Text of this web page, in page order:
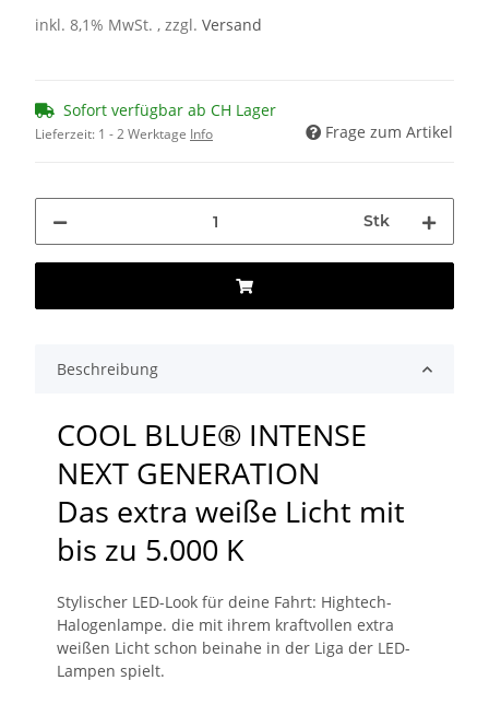
inkl. 8,1% MwSt. , zzgl. Versand
Sofort verfügbar ab CH Lager
Lieferzeit: 1 - 2 Werktage Info Frage zum Artikel
Stk
Beschreibung
COOL BLUE® INTENSE
NEXT GENERATION
Das extra weiße Licht mit
bis zu 5.000 K
Stylischer LED-Look für deine Fahrt: Hightech-
Halogenlampe. die mit ihrem kraftvollen extra
weißen Licht schon beinahe in der Liga der LED-
Lampen spielt.